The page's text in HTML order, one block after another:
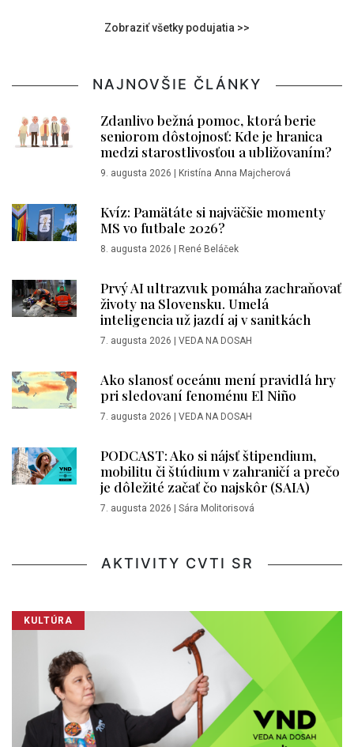
Zobraziť všetky podujatia >>
NAJNOVŠIE ČLÁNKY
Zdanlivo bežná pomoc, ktorá berie
seniorom dôstojnosť: Kde je hranica
medzi starostlivosťou a ubližovaním?
9. augusta 2026 Kristína Anna Majcherová
Kvíz: Pamätáte si najväčšie momenty
MS vo futbale 2026?
8. augusta 2026 René Beláček
Prvý AI ultrazvuk pomáha zachraňovať
životy na Slovensku. Umelá
inteligencia už jazdí aj v sanitkách
7. augusta 2026 VEDA NA DOSAH
Ako slanosť oceánu mení pravidlá hry
pri sledovaní fenoménu El Niño
7. augusta 2026 VEDA NA DOSAH
PODCAST: Ako si nájsť štipendium,
mobilitu či štúdium v zahraničí a prečo
je dôležité začať čo najskôr (SAIA)
7. augusta 2026 Sára Molitorisová
AKTIVITY CVTI SR
KULTÚRA